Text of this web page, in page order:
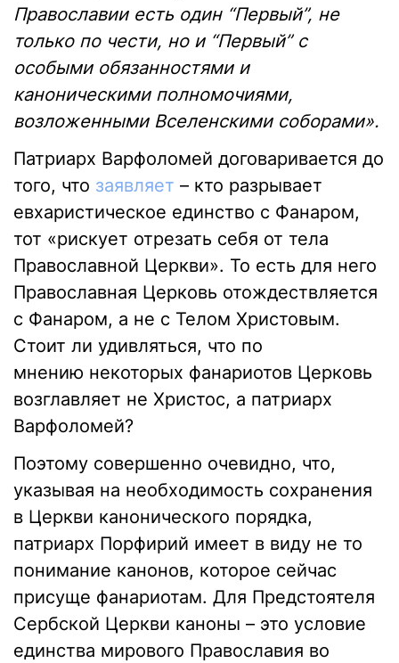
Православии есть один “Первый”, не
только по чести, но и “Первый” с
особыми обязанностями и
каноническими полномочиями,
возложенными Вселенскими соборами».
Патриарх Варфоломей договаривается до
того, что заявляет – кто разрывает
евхаристическое единство с Фанаром,
тот «рискует отрезать себя от тела
Православной Церкви». То есть для него
Православная Церковь отождествляется
с Фанаром, а не с Телом Христовым.
Стоит ли удивляться, что по
мнению некоторых фанариотов Церковь
возглавляет не Христос, а патриарх
Варфоломей?
Поэтому совершенно очевидно, что,
указывая на необходимость сохранения
в Церкви канонического порядка,
патриарх Порфирий имеет в виду не то
понимание канонов, которое сейчас
присуще фанариотам. Для Предстоятеля
Сербской Церкви каноны – это условие
единства мирового Православия во